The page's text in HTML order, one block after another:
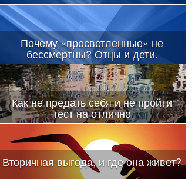
Почему «просветленные» не
бессмертны? Отцы и дети.
Как не предать себя и не пройти
тест на отлично
Вторичная выгода, и где она живет?